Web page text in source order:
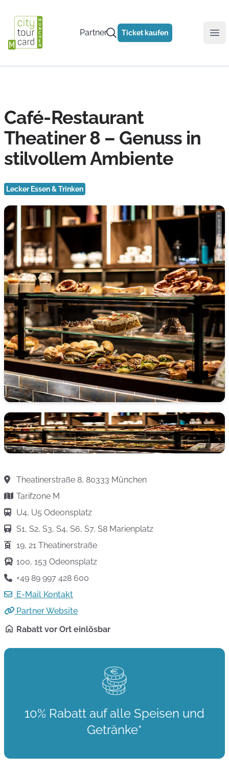
Partner Ticket kaufen
Café-Restaurant
Theatiner 8 – Genuss in
stilvollem Ambiente
Lecker Essen & Trinken
Photo: Theatiner 8
Theatinerstraße 8, 80333 München
Tarifzone M
U4, U5 Odeonsplatz
S1, S2, S3, S4, S6, S7, S8 Marienplatz
19, 21 Theatinerstraße
100, 153 Odeonsplatz
+49 89 997 428 600
E-Mail Kontakt
Partner Website
Rabatt vor Ort einlösbar
10% Rabatt auf alle Speisen und
Getränke*